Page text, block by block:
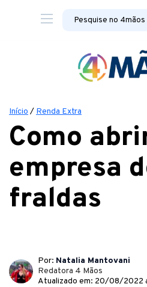
Início / Renda Extra
Como
empresa
fraldas
Por: Natalia Mantovani
Redatora 4 Mãos
Atualizado em: 20/08/2022